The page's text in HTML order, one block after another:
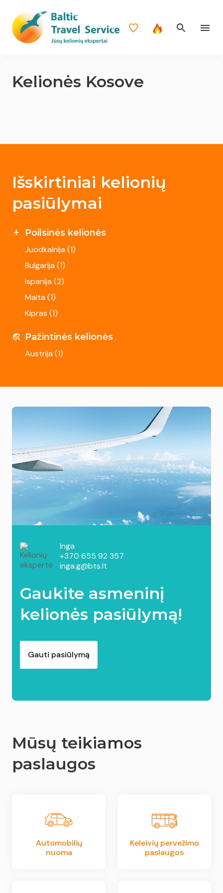
Kelionės Kosove
Išskirtiniai kelionių
pasiūlymai
Poilsinės kelionės
Juodkalnija (1)
Bulgarija (1)
Ispanija (2)
Malta (1)
Kipras (1)
Pažintinės kelionės
Austrija (1)
Inga
+370 655 92 357
inga.g@bts.lt
Gaukite asmeninį
kelionės pasiūlymą!
Gauti pasiūlymą
Mūsų teikiamos
paslaugos
Automobilių
nuoma
Keleivių pervežimo
paslaugos